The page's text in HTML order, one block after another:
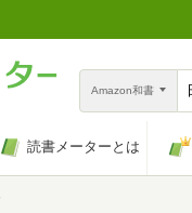
Amazon和書
読書メーターとは